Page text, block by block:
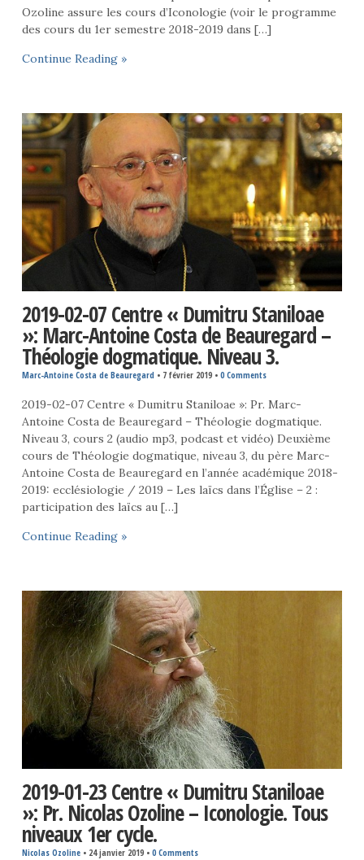
Ozoline assure les cours d’Iconologie (voir le programme
des cours du 1er semestre 2018-2019 dans […]
Continue Reading »
2019-02-07 Centre « Dumitru Staniloae
»: Marc-Antoine Costa de Beauregard –
Théologie dogmatique. Niveau 3.
Marc-Antoine Costa de Beauregard • 7 février 2019• 0 Comments
2019-02-07 Centre « Dumitru Staniloae »: Pr. Marc-
Antoine Costa de Beauregard – Théologie dogmatique.
Niveau 3, cours 2 (audio mp3, podcast et vidéo) Deuxième
cours de Théologie dogmatique, niveau 3, du père Marc-
Antoine Costa de Beauregard en l’année académique 2018-
2019: ecclésiologie / 2019 – Les laïcs dans l’Église – 2 :
participation des laïcs au […]
Continue Reading »
2019-01-23 Centre « Dumitru Staniloae
»: Pr. Nicolas Ozoline – Iconologie. Tous
niveaux 1er cycle.
Nicolas Ozoline• 24 janvier 2019• 0 Comments